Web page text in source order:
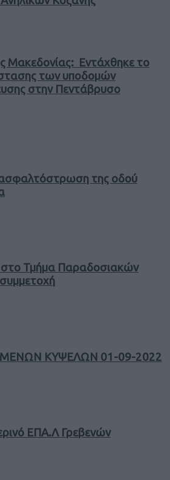
Μακεδονίας: Εντάχθηκε το
των υποδομών
στην Πεντάβρυσο
της οδού
Τμήμα Παραδοσιακών
ΚΥΨΕΛΩΝ 01-09-2022
ΕΠΑ.Λ Γρεβενών